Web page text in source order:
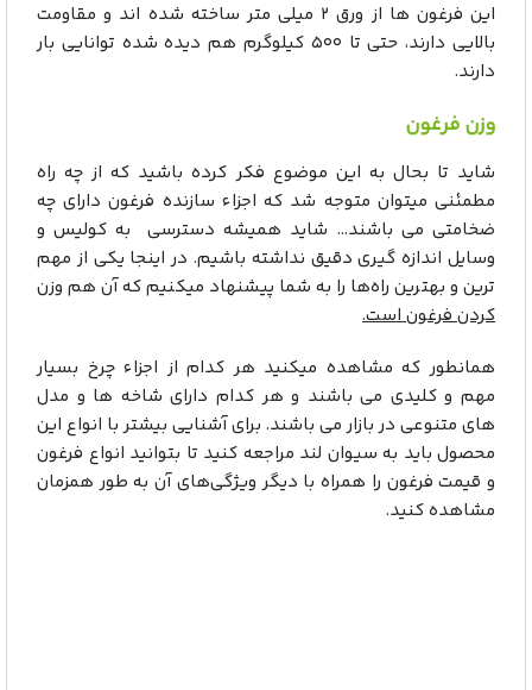
این فرغون ها از ورق ۲ میلی متر ساخته شده اند و مقاومت
بالایی دارند، حتی تا ۵۰۰ کیلوگرم هم دیده شده توانایی بار
دارند.
وزن فرغون
شاید تا بحال به این موضوع فکر کرده باشید که از چه راه
مطمئنی میتوان متوجه شد که اجزاء سازنده فرغون دارای چه
ضخامتی می باشند… شاید همیشه دسترسی به کولیس و
وسایل اندازه گیری دقیق نداشته باشیم. در اینجا یکی از مهم
ترین و بهترین راه‌ها را به شما پیشنهاد میکنیم که آن هم وزن
کردن فرغون است.
همانطور که مشاهده میکنید هر کدام از اجزاء چرخ بسیار
مهم و کلیدی می باشند و هر کدام دارای شاخه ها و مدل
های متنوعی در بازار می باشند. برای آشنایی بیشتر با انواع این
محصول باید به سیوان لند مراجعه کنید تا بتوانید انواع فرغون
و قیمت فرغون را همراه با دیگر ویژگی‌های آن به طور همزمان
مشاهده کنید.